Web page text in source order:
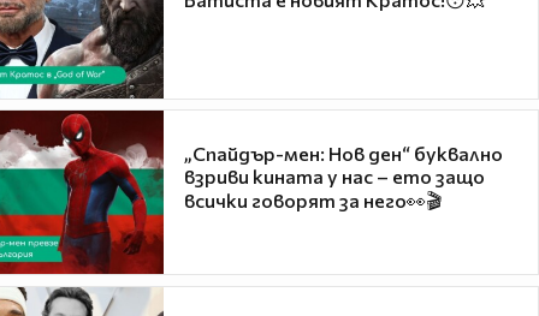
„Спайдър-мен: Нов ден“ буквално
взриви кината у нас – ето защо
всички говорят за него👀🎬